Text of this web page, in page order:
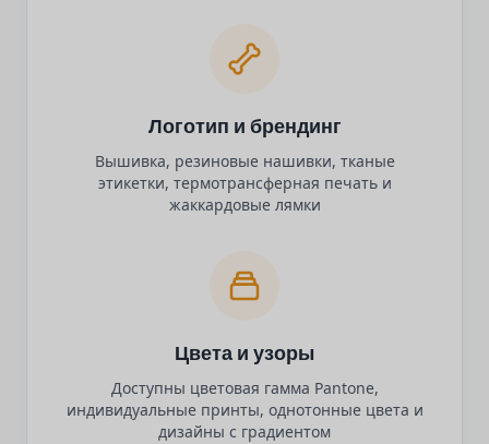
Логотип и брендинг
Вышивка, резиновые нашивки, тканые
этикетки, термотрансферная печать и
жаккардовые лямки
Цвета и узоры
Доступны цветовая гамма Pantone,
индивидуальные принты, однотонные цвета и
дизайны с градиентом